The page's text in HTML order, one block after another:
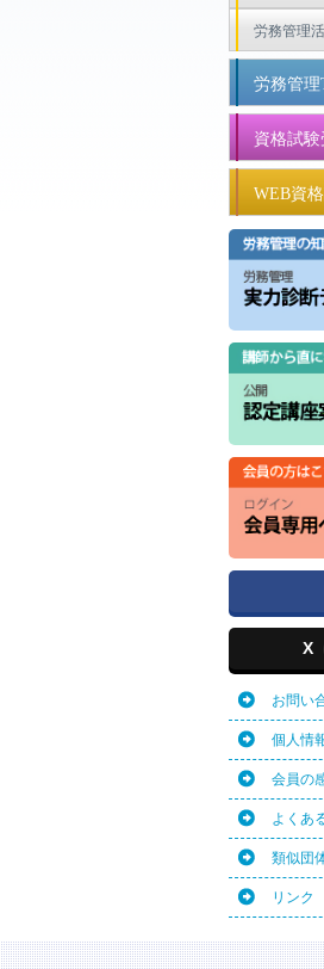
労務管理
労務管理
資格試
WEB資
X
お問い
個人情
会員の
よくあ
類似団
リンク